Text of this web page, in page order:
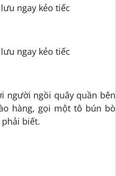
người ngồi quây quần bên
hàng, gọi một tô bún bò
biết.